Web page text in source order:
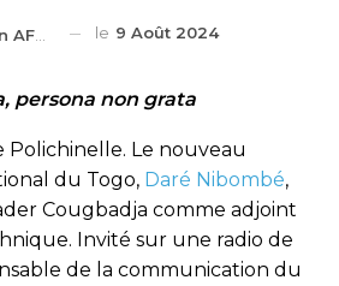
le 9 Août 2024
persona non grata
Polichinelle. Le nouveau
du Togo, Daré Nibombé,
Cougbadja comme adjoint
Invité sur une radio de
de la communication du